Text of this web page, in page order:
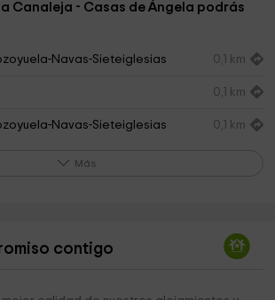
Canaleja - Casas de Ángela podrás
Navas-Sieteiglesias 0,1 km
0,1 km
Navas-Sieteiglesias 0,1 km
3,1 km
Más
contigo